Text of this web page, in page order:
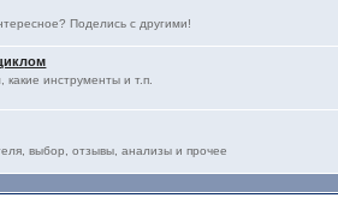
Поделись с другими!
какие инструменты и т.п.
выбор, отзывы, анализы и прочее